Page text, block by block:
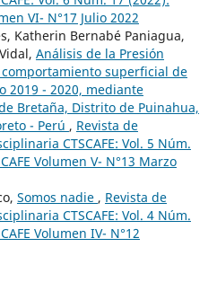
VI- N°17 Julio 2022
Katherin Bernabé Paniagua,
Análisis de la Presión
superficial de
2019 - 2020, mediante
Bretaña, Distrito de Puinahua,
- Perú , Revista de
CTSCAFE: Vol. 5 Núm.
Volumen V- N°13 Marzo
Somos nadie , Revista de
CTSCAFE: Vol. 4 Núm.
Volumen IV- N°12